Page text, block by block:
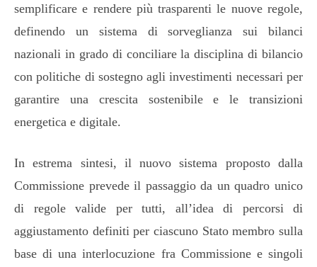
semplificare e rendere più trasparenti le nuove regole,
definendo un sistema di sorveglianza sui bilanci
nazionali in grado di conciliare la disciplina di bilancio
con politiche di sostegno agli investimenti necessari per
garantire una crescita sostenibile e le transizioni
energetica e digitale.
In estrema sintesi, il nuovo sistema proposto dalla
Commissione prevede il passaggio da un quadro unico
di regole valide per tutti, all’idea di percorsi di
aggiustamento definiti per ciascuno Stato membro sulla
base di una interlocuzione fra Commissione e singoli